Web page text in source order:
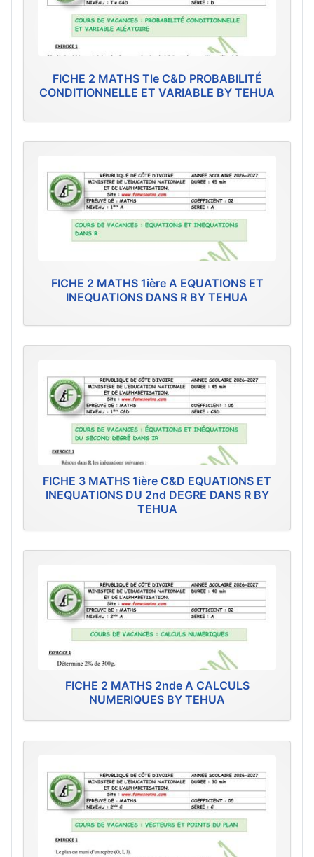
FICHE 2 MATHS Tle C&D PROBABILITÉ
CONDITIONNELLE ET VARIABLE BY TEHUA
FICHE 2 MATHS 1ière A EQUATIONS ET
INEQUATIONS DANS R BY TEHUA
FICHE 3 MATHS 1ière C&D EQUATIONS ET
INEQUATIONS DU 2nd DEGRE DANS R BY
TEHUA
FICHE 2 MATHS 2nde A CALCULS
NUMERIQUES BY TEHUA